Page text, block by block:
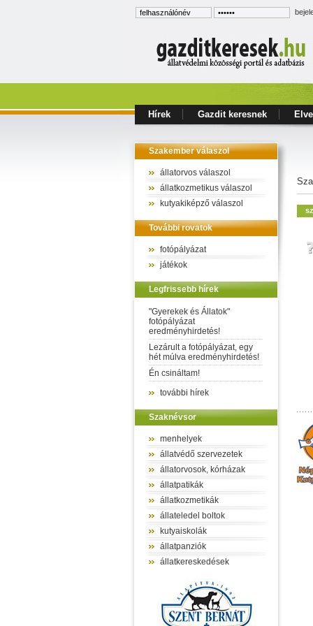
Hírek Gazdit keresnek
Szakember válaszol
állatorvos válaszol
állatkozmetikus válaszol
kutyakiképző válaszol
További rovatok
fotópályázat
játékok
Legfrissebb hírek
"Gyerekek és Állatok"
fotópályázat
eredményhirdetés!
Lezárult a fotópályázat, egy
hét múlva eredményhirdetés!
Én csináltam!
további hírek
Szaknévsor
menhelyek
állatvédő szervezetek
állatorvosok, kórházak
állatpatikák
állatkozmetikák
állateledel boltok
kutyaiskolák
állatpanziók
állatkereskedések